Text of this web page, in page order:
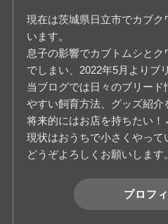
現在は茨城県日立市でカブク
います。
息子の影響でカブトムシと
でしまい、2022年5月よりブ
当ブログでは日々のブリード
やすい飼育方法、グッズ紹介
将来的にはお店を持ちたい
現状はおうちで小さくやって
どうぞよろしくお願いします。
プロフ